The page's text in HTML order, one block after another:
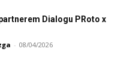
Dialogu PRoto x
- 08/04/2026